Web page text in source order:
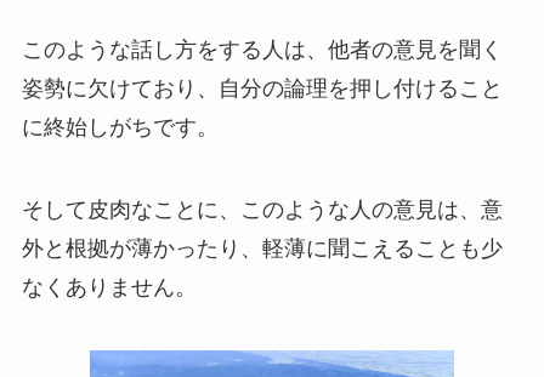
このような話し方をする人は、他者の意見を聞く
姿勢に欠けており、自分の論理を押し付けること
に終始しがちです。
そして皮肉なことに、このような人の意見は、意
外と根拠が薄かったり、軽薄に聞こえることも少
なくありません。